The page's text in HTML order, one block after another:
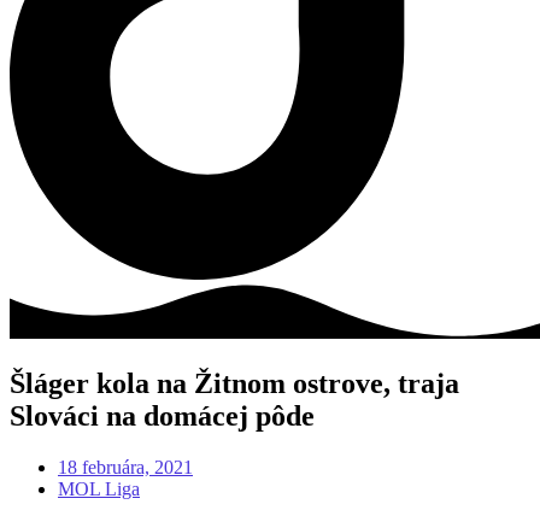
Šláger kola na Žitnom ostrove, traja
Slováci na domácej pôde
18 februára, 2021
MOL Liga